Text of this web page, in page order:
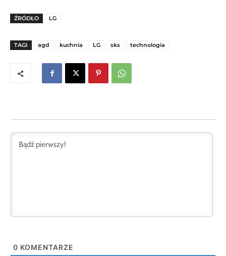
ŹRÓDŁO LG
TAGI agd kuchnia LG sks technologia
0 KOMENTARZE